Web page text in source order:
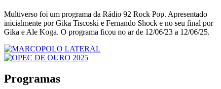
Multiverso foi um programa da Rádio 92 Rock Pop. Apresentado
inicialmente por Gika Tiscoski e Fernando Shock e no seu final por
Gika e Ale Koga. O programa ficou no ar de 12/06/23 a 12/06/25.
Programas